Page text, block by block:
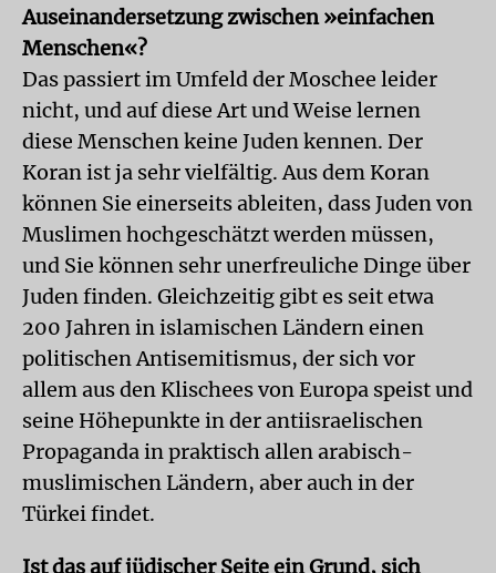
Auseinandersetzung zwischen »einfachen
Menschen«?
Das passiert im Umfeld der Moschee leider
nicht, und auf diese Art und Weise lernen
diese Menschen keine Juden kennen. Der
Koran ist ja sehr vielfältig. Aus dem Koran
können Sie einerseits ableiten, dass Juden von
Muslimen hochgeschätzt werden müssen,
und Sie können sehr unerfreuliche Dinge über
Juden finden. Gleichzeitig gibt es seit etwa
200 Jahren in islamischen Ländern einen
politischen Antisemitismus, der sich vor
allem aus den Klischees von Europa speist und
seine Höhepunkte in der antiisraelischen
Propaganda in praktisch allen arabisch-
muslimischen Ländern, aber auch in der
Türkei findet.
Ist das auf jüdischer Seite ein Grund, sich